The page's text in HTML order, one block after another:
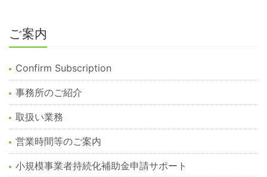
ご案内
Confirm Subscription
事務所のご紹介
取扱い業務
営業時間等のご案内
小規模事業者持続化補助金申請サポート